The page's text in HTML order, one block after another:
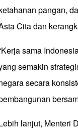
pangan,
Cita dan
sama
semakin
secara
lanjut, Menteri